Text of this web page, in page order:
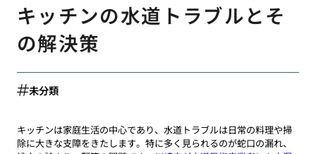
キッチンの水道トラブルとそ
の解決策
未分類
キッチンは家庭生活の中心であり、水道トラブルは日常の料理や掃
除に大きな支障をきたします。特に多く見られるのが蛇口の漏れ、